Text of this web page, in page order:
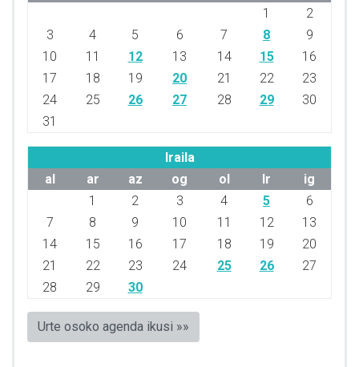
1
2
3
4 5 6 7 8
9
10
11 12 13 14 15
16
17
18 19 20 21 22
23
24
25 26 27 28 29
30
31
Iraila
al
ar az og ol lr
ig
1
2 3 4 5
6
7
8 9 10 11 12
13
14
15 16 17 18 19
20
21
22 23 24 25 26
27
28
29 30
Urte osoko agenda ikusi »»